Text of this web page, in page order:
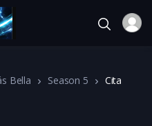
Bella Season 5
Cita